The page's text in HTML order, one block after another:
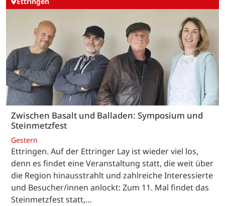
Zwischen Basalt und Balladen: Symposium und
Steinmetzfest
Gestern
Ettringen. Auf der Ettringer Lay ist wieder viel los,
denn es findet eine Veranstaltung statt, die weit über
die Region hinausstrahlt und zahlreiche Interessierte
und Besucher/innen anlockt: Zum 11. Mal findet das
Steinmetzfest statt,…